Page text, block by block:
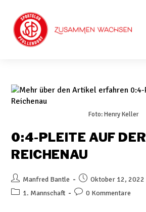
Foto: Henry Keller
0:4-PLEITE AUF DER
REICHENAU
Manfred Bantle
Oktober 12, 2022
1. Mannschaft
0 Kommentare